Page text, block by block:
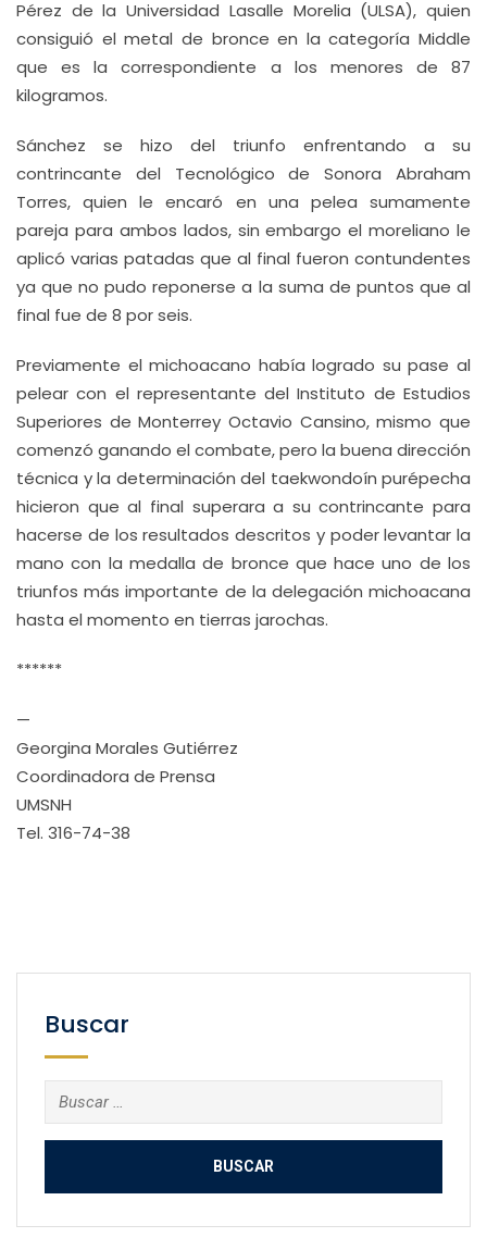
Pérez de la Universidad Lasalle Morelia (ULSA), quien
consiguió el metal de bronce en la categoría Middle
que es la correspondiente a los menores de 87
kilogramos.
Sánchez se hizo del triunfo enfrentando a su
contrincante del Tecnológico de Sonora Abraham
Torres, quien le encaró en una pelea sumamente
pareja para ambos lados, sin embargo el moreliano le
aplicó varias patadas que al final fueron contundentes
ya que no pudo reponerse a la suma de puntos que al
final fue de 8 por seis.
Previamente el michoacano había logrado su pase al
pelear con el representante del Instituto de Estudios
Superiores de Monterrey Octavio Cansino, mismo que
comenzó ganando el combate, pero la buena dirección
técnica y la determinación del taekwondoín purépecha
hicieron que al final superara a su contrincante para
hacerse de los resultados descritos y poder levantar la
mano con la medalla de bronce que hace uno de los
triunfos más importante de la delegación michoacana
hasta el momento en tierras jarochas.
******
—
Georgina Morales Gutiérrez
Coordinadora de Prensa
UMSNH
Tel. 316-74-38
Buscar
Buscar: